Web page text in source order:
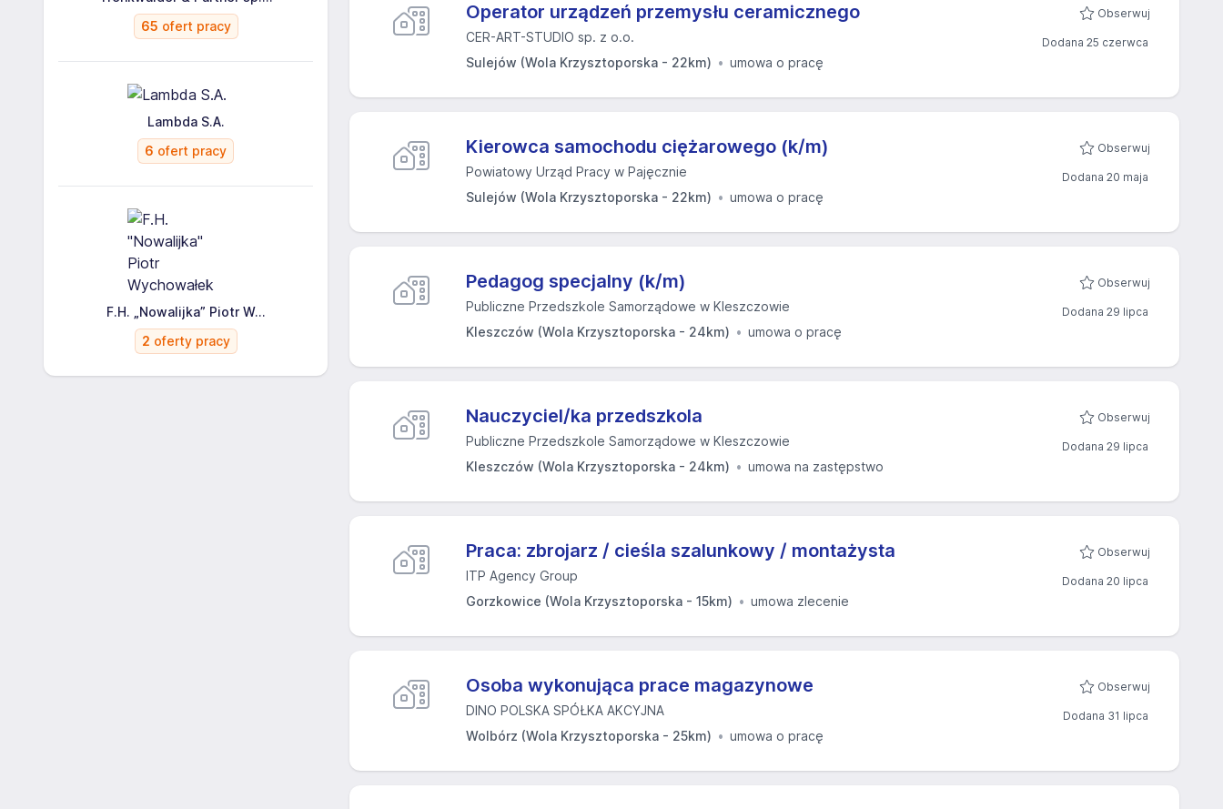
65 ofert pracy
Lambda S.A.
6 ofert pracy
F.H. „Nowalijka” Piotr W...
2 oferty pracy
Operator urządzeń przemysłu ceramicznego
CER-ART-STUDIO sp. z o.o.
Sulejów (Wola Krzysztoporska - 22km)
umowa o pracę
Obserwuj
Dodana 25 czerwca
Kierowca samochodu ciężarowego (k/m)
Powiatowy Urząd Pracy w Pajęcznie
Sulejów (Wola Krzysztoporska - 22km)
umowa o pracę
Obserwuj
Dodana 20 maja
Pedagog specjalny (k/m)
Publiczne Przedszkole Samorządowe w Kleszczowie
Kleszczów (Wola Krzysztoporska - 24km)
umowa o pracę
Obserwuj
Dodana 29 lipca
Nauczyciel/ka przedszkola
Publiczne Przedszkole Samorządowe w Kleszczowie
Kleszczów (Wola Krzysztoporska - 24km)
umowa na zastępstwo
Obserwuj
Dodana 29 lipca
Praca: zbrojarz / cieśla szalunkowy / montażysta
ITP Agency Group
Gorzkowice (Wola Krzysztoporska - 15km)
umowa zlecenie
Obserwuj
Dodana 20 lipca
Osoba wykonująca prace magazynowe
DINO POLSKA SPÓŁKA AKCYJNA
Wolbórz (Wola Krzysztoporska - 25km)
umowa o pracę
Obserwuj
Dodana 31 lipca